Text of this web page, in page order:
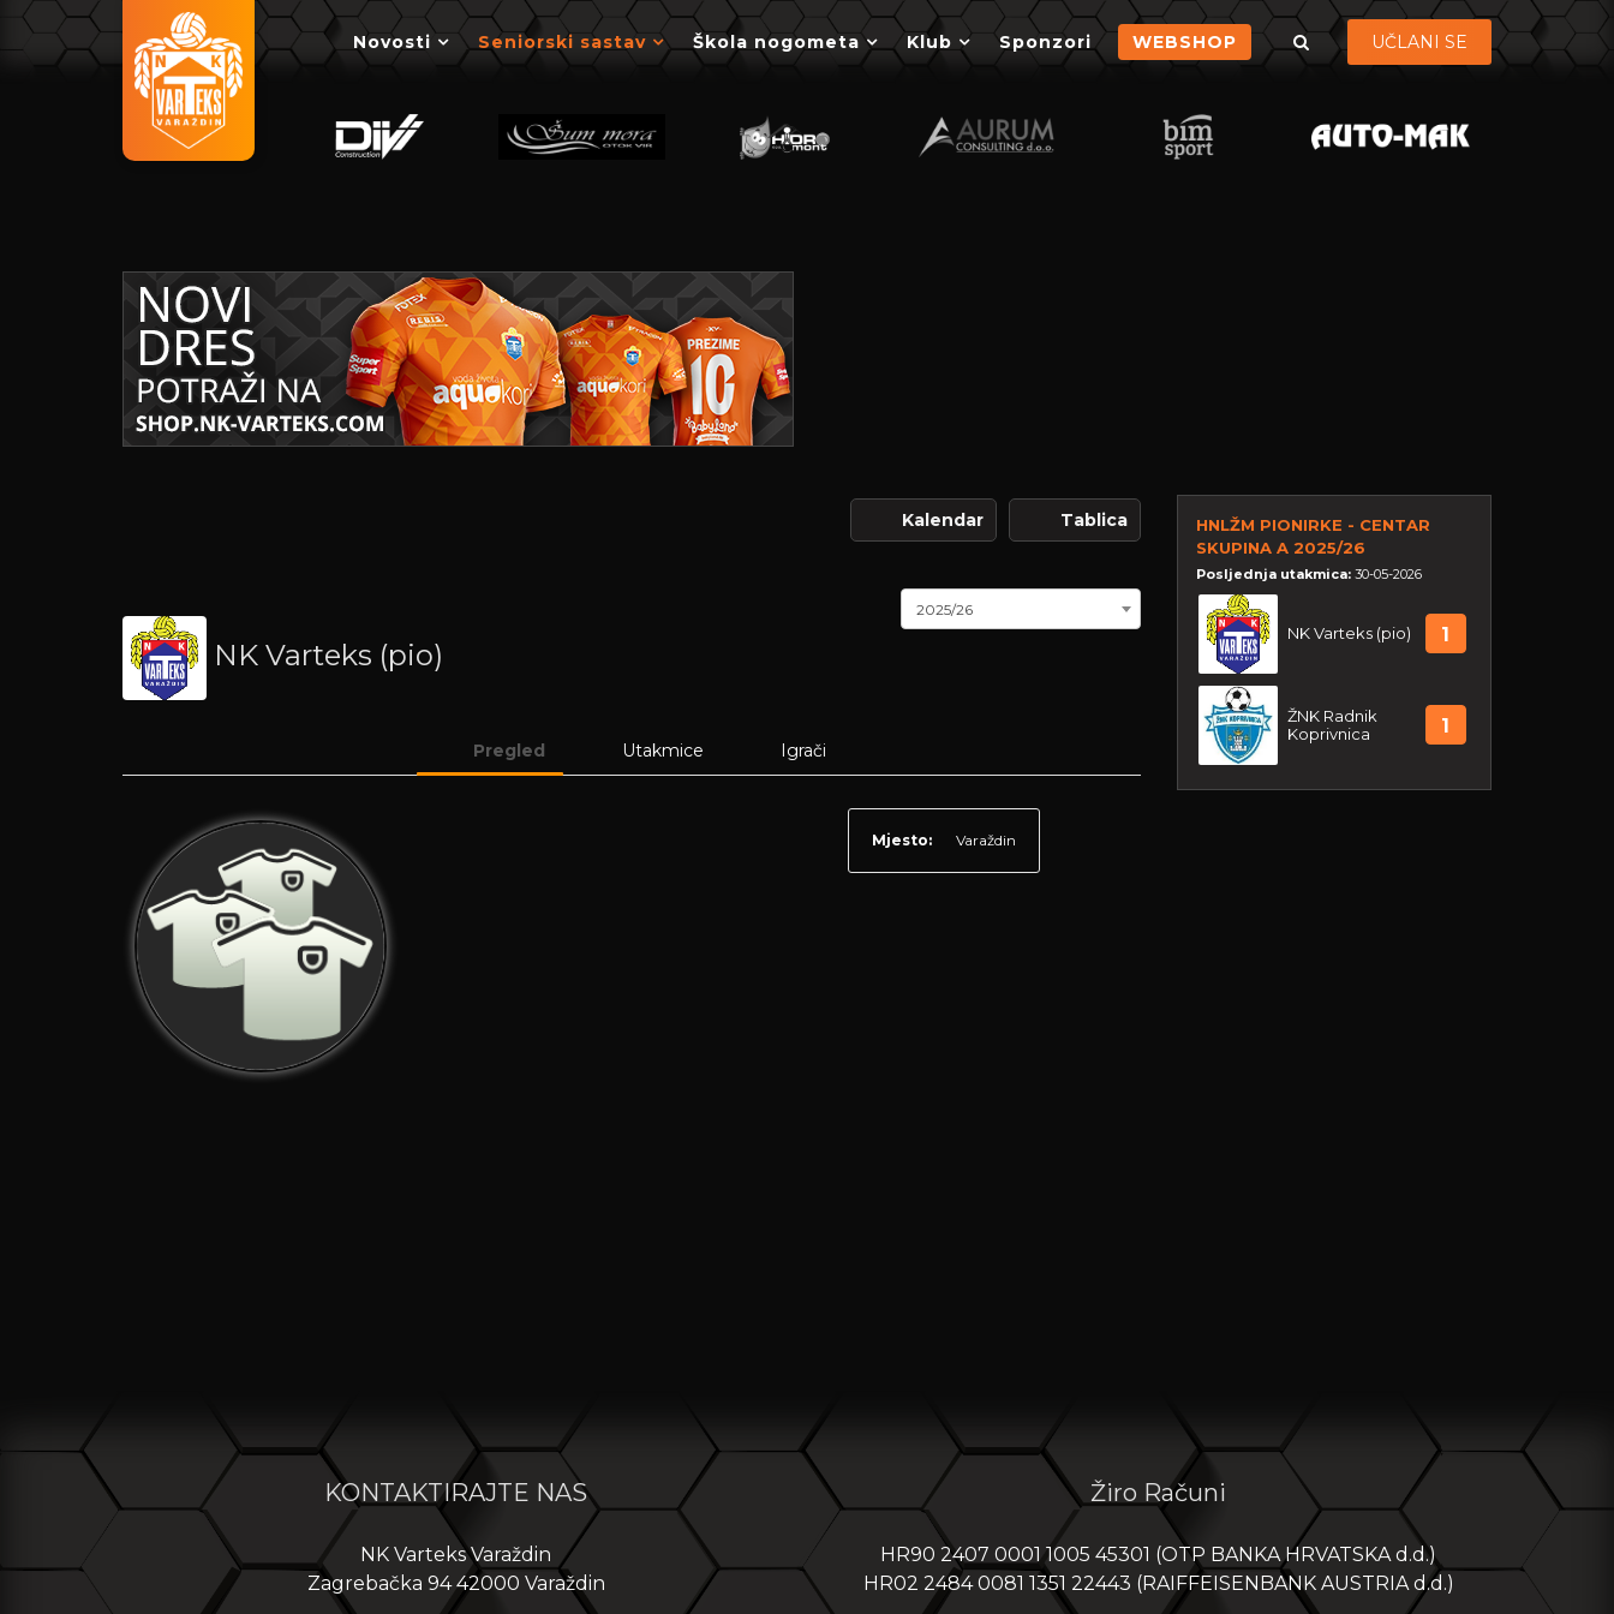
Novosti Seniorski sastav Škola nogometa Klub Sponzori WEBSHOP UČLANI SE
Kalendar Tablica
2025/26
NK Varteks (pio)
Pregled Utakmice Igrači
Mjesto: Varaždin
HNLŽM PIONIRKE - CENTAR
SKUPINA A 2025/26
Posljednja utakmica: 30-05-2026
NK Varteks (pio) 1
ŽNK Radnik
Koprivnica
1
KONTAKTIRAJTE NAS
NK Varteks Varaždin
Zagrebačka 94 42000 Varaždin
Žiro Računi
HR90 2407 0001 1005 45301 (OTP BANKA HRVATSKA d.d.)
HR02 2484 0081 1351 22443 (RAIFFEISENBANK AUSTRIA d.d.)